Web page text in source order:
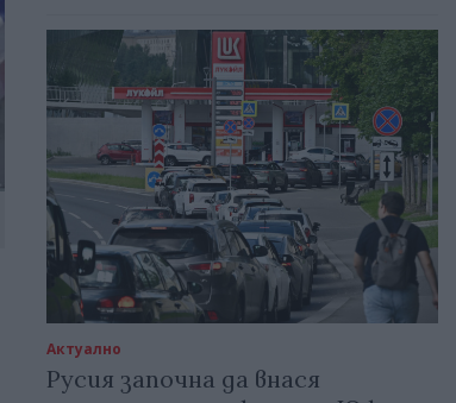
Актуално
Русия започна да внася